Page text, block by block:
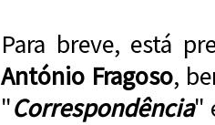
Para breve, está
António Fragoso,
"Correspondência"